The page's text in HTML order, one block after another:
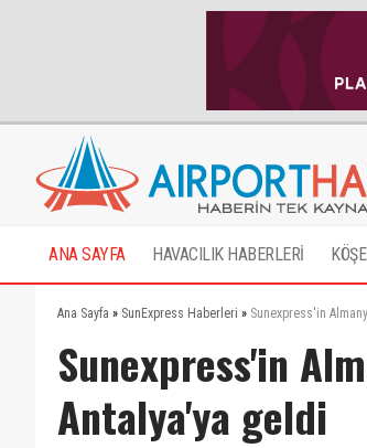
ANA SAYFA HAVACILIK HABERLERİ
Ana Sayfa » SunExpress Haberleri » Sunexpress'in
Sunexpress'in
Antalya'ya geldi